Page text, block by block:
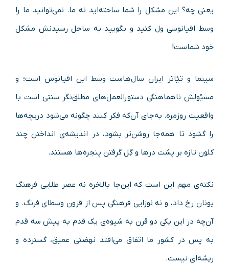
یعنی چه؟ این مشکل را شما ساخته‌اید نه ما. نمی‌توانید ما را
وسط اقیانوسی ول کنید و بگویید به ساحل رسیدنش مشکل
خود شماست!
سینما و تیٔاتر ایران سال‌هاست وسط این اقیانوس است؛ و
مسیٔولش ناهماهنگی دستورالعمل‌های مطلق‌نگر سنتی است با
واقعیت روزمره. به‌جای آن‌که فکر کنند چگونه می‌شود دریچه‌ها
را گشود تا همه‌جا روشن‌تر بشود، در اندیشه‌ی انداختن چند
کلون تازه بر پشت درها و گِل گرفتن پنجره‌ها هستند.
نکته‌ی مهم این است که این‌جا بالاخره نه عصر طلایی فرهنگ
یونان رخ داد، و نه نوزایی فرهنگی پس از قرون وسطای فرنگ. و
آن‌چه در این یکی دو قرن به شیوه‌ی یک قدم به پیش سه قدم
به پس در کشور ما اتفاق می‌افتد نهضتی عمیق، گسترده و
ریشه‌ای نیست.